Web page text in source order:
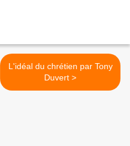
L'idéal du chrétien par Tony
Duvert >